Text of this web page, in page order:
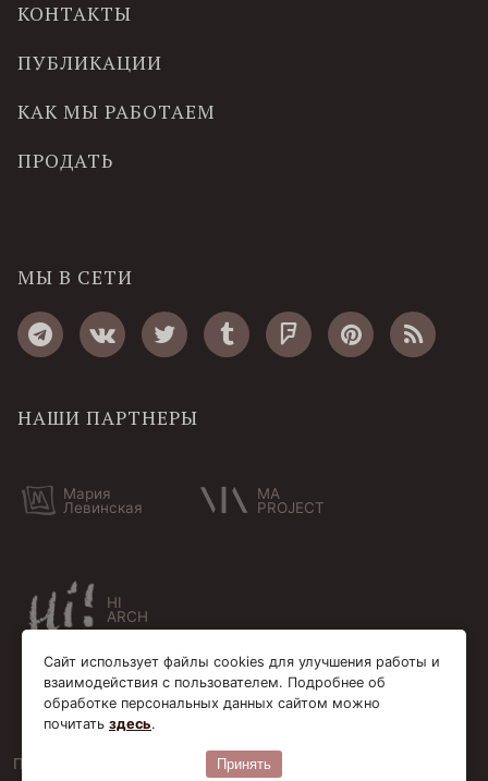
КОНТАКТЫ
ПУБЛИКАЦИИ
КАК МЫ РАБОТАЕМ
ПРОДАТЬ
МЫ В СЕТИ
НАШИ ПАРТНЕРЫ
Мария
Левинская
MA
PROJECT
HI
ARCH
Пользовательское соглашение
Cookie-файлы
Сайт использует файлы cookies для улучшения работы и
взаимодействия с пользователем. Подробнее об
обработке персональных данных сайтом можно
почитать здесь.
Принять